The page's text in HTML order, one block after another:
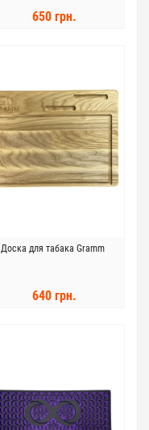
650 грн.
Доска для табака Gramm
640 грн.